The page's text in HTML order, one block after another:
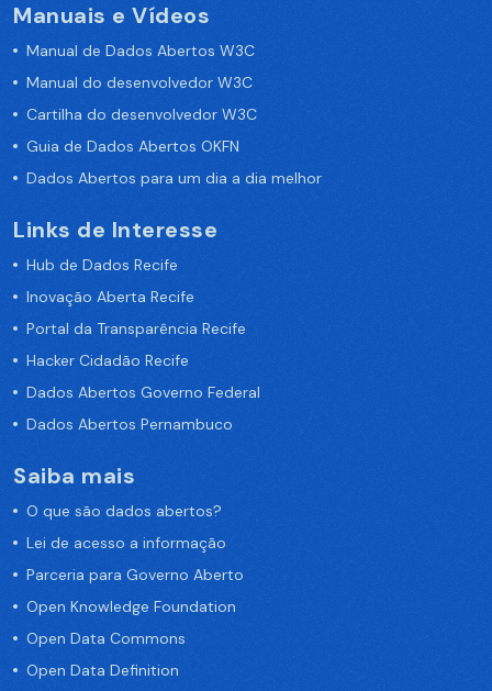
Manuais e Vídeos
Manual de Dados Abertos W3C
Manual do desenvolvedor W3C
Cartilha do desenvolvedor W3C
Guia de Dados Abertos OKFN
Dados Abertos para um dia a dia melhor
Links de Interesse
Hub de Dados Recife
Inovação Aberta Recife
Portal da Transparência Recife
Hacker Cidadão Recife
Dados Abertos Governo Federal
Dados Abertos Pernambuco
Saiba mais
O que são dados abertos?
Lei de acesso a informação
Parceria para Governo Aberto
Open Knowledge Foundation
Open Data Commons
Open Data Definition